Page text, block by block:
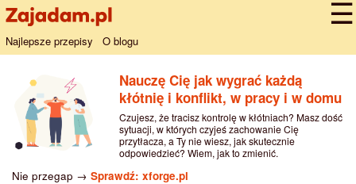
Najlepsze przepisy O blogu
Nauczę Cię jak wygrać każdą
kłótnię i konflikt, w pracy i w domu
Czujesz, że tracisz kontrolę w kłótniach? Masz dość
sytuacji, w których czyjeś zachowanie Cię
przytłacza, a Ty nie wiesz, jak skutecznie
odpowiedzieć? Wiem, jak to zmienić.
Nie przegap → Sprawdź: xforge.pl